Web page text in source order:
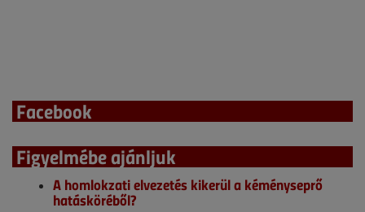
Facebook
Figyelmébe ajánljuk
A homlokzati elvezetés kikerül a kéményseprő
hatásköréből?